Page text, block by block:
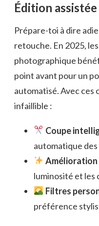
Édition
Prépare-toi à dire
retouche. En 2025,
photographique
point avant pour un
automatisé. Avec ces
infaillible :
Coupe
automatique
luminosité et les
Filtres
préférence